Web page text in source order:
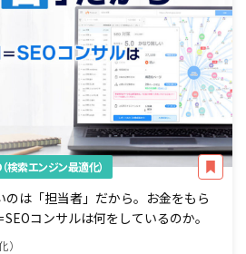
検索エンジン最適化）
のは「担当者」だから。お金をもら
コンサルは何をしているのか。
）